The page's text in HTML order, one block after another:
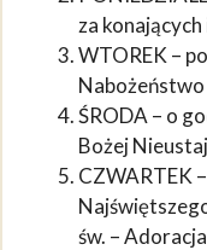
za
WTOREK –
Nabożeństwo
ŚRODA – o
Bożej
CZWARTEK
św. –